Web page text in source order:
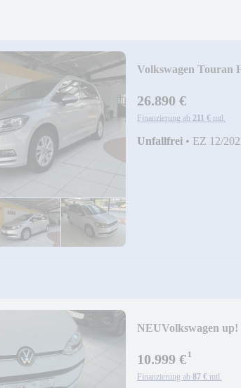
Volkswagen Touran
26.890 €
Finanzierung ab 211 € mtl.
Unfallfrei • EZ 12/
NEUVolkswagen
10.999 €¹
Finanzierung ab 87 € mtl.